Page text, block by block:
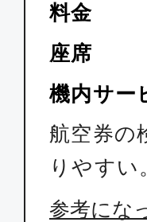
料金
座席
機内サー
航空券の
りやすい
参考にな